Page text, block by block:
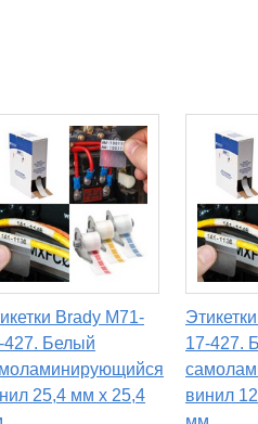
Brady M71-
427. Белый
25,4 мм х 25,4
17-427.
винил